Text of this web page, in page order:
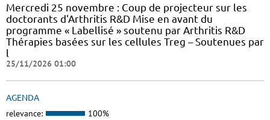
Mercredi 25 novembre : Coup de projecteur sur les
doctorants d'Arthritis R&D Mise en avant du
programme « Labellisé » soutenu par Arthritis R&D
Thérapies basées sur les cellules Treg – Soutenues par
l
25/11/2026 01:00
AGENDA
relevance: 100%